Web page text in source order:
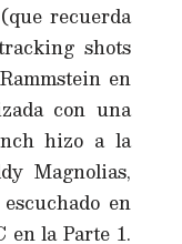
recuerda
shots
en
con una
hizo a la
Magnolias,
en
la Parte 1.